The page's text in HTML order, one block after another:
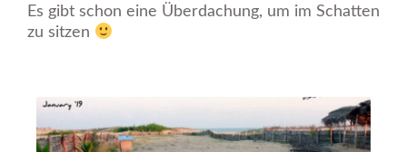
Es gibt schon eine Überdachung, um im Schatten
zu sitzen